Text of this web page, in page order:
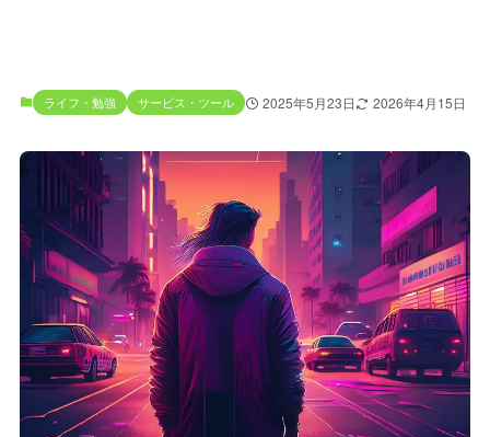
ライフ・勉強 サービス・ツール 2025年5月23日 2026年4月15日